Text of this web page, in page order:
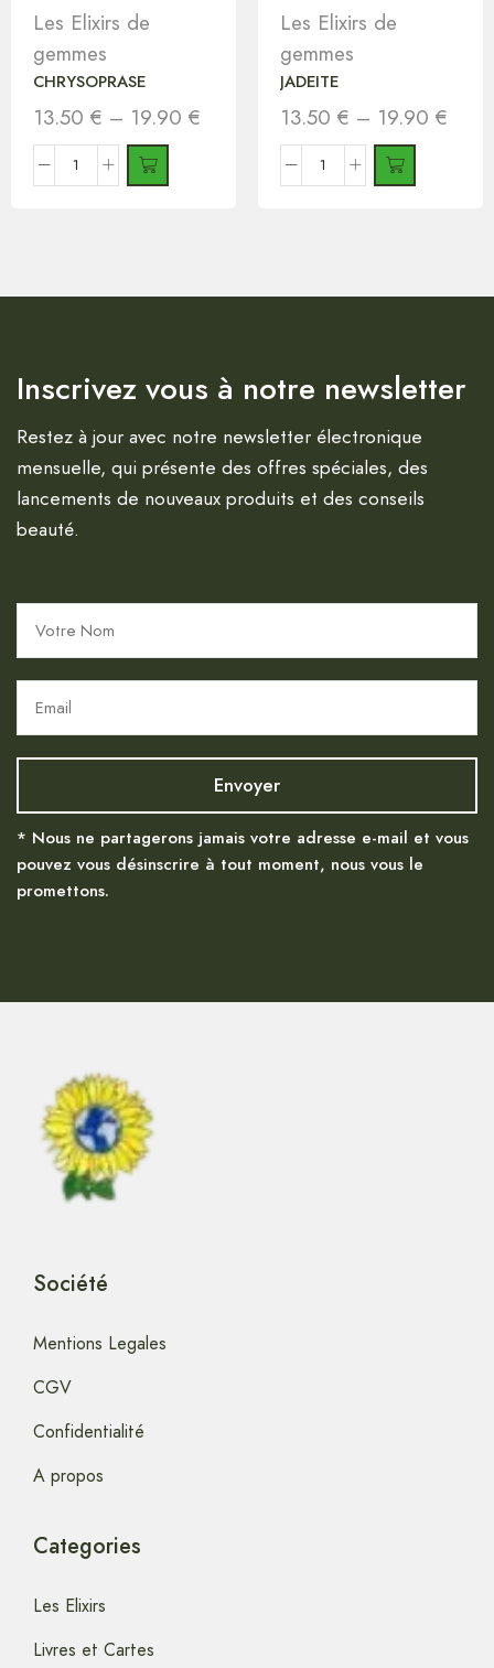
Les Elixirs de
gemmes
CHRYSOPRASE
13.50 € – 19.90 €
Les Elixirs de
gemmes
JADEITE
13.50 € – 19.90 €
Inscrivez vous à notre newsletter
Restez à jour avec notre newsletter électronique
mensuelle, qui présente des offres spéciales, des
lancements de nouveaux produits et des conseils
beauté.
* Nous ne partagerons jamais votre adresse e-mail et vous
pouvez vous désinscrire à tout moment, nous vous le
promettons.
Société
Mentions Legales
CGV
Confidentialité
A propos
Categories
Les Elixirs
Livres et Cartes